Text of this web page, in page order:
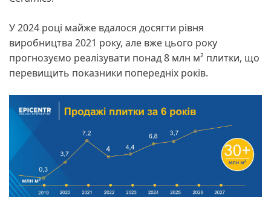
У 2024 році майже вдалося досягти рівня
виробництва 2021 року, але вже цього року
прогнозуємо реалізувати понад 8 млн м² плитки, що
перевищить показники попередніх років.